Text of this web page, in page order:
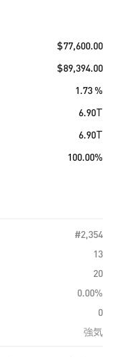
$77,600.00
$89,394.00
1.73 %
6.90T
6.90T
100.00%
#2,354
13
20
0.00%
0
強気